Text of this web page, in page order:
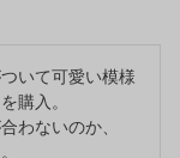
いて可愛い模様
購入。
わないのか、